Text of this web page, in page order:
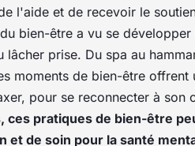
l'aide et de recevoir le
bien-être a vu se développer
prise. Du spa au
moments de bien-être offrent
pour se reconnecter à son
ces pratiques de bien-être
de soin pour la santé